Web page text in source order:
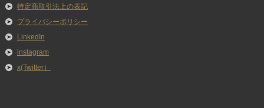
特定商取引法上の表記
プライバシーポリシー
LinkedIn
instagram
x(Twitter）